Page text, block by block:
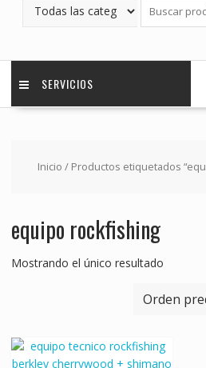
SERVICIOS
Inicio / Productos etiquetados
equipo rockfishing
Mostrando el único resultado